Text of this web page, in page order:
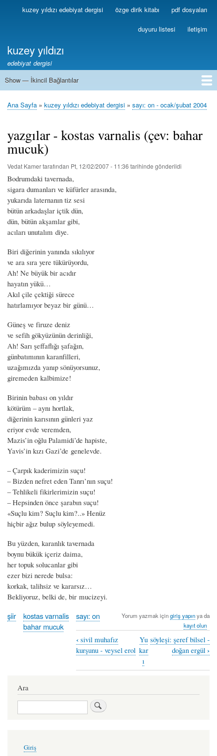
Ana
içeriğe
Birincilkuzey yıldızı edebiyat dergisi özge dirik kitabı pdf dosyaları
duyuru listesi iletişim
kuzey yıldızı
edebiyat dergisi
İkincil
Show — İkincil Bağlantılar
1
2
3
4
5
6
7
8
9
10
11
12
13
Sayfa
Ana Sayfa kuzey yıldızı edebiyat dergisi sayı: on - ocak/şubat 2004
yazgılar - kostas varnalis (çev: bahar
mucuk)
Vedat Kamertarafından Pt, 12/02/2007 - 11:36 tarihinde gönderildi
Bodrumdaki tavernada,
sigara dumanları ve küfürler arasında,
yukarıda laternanın tiz sesi
bütün arkadaşlar içtik dün,
dün, bütün akşamlar gibi,
acıları unutalım diye.
Biri diğerinin yanında sıkılıyor
ve ara sıra yere tükürüyordu,
Ah! Ne büyük bir acıdır
hayatın yükü…
Akıl çile çektiği sürece
hatırlamıyor beyaz bir günü…
Güneş ve firuze deniz
ve sefih gökyüzünün derinliği,
Ah! Sarı şeffaflığı şafağın,
günbatımının karanfilleri,
uzağımızda yanıp sönüyorsunuz,
giremeden kalbimize!
Birinin babası on yıldır
kötürüm – aynı hortlak,
diğerinin karısının günleri yaz
eriyor evde veremden,
Mazis’in oğlu Palamidi’de hapiste,
Yavis’in kızı Gazi’de genelevde.
– Çarpık kaderimizin suçu!
– Bizden nefret eden Tanrı’nın suçu!
– Tehlikeli fikirlerimizin suçu!
– Hepsinden önce şarabın suçu!
«Suçlu kim? Suçlu kim?..» Henüz
hiçbir ağız bulup söyleyemedi.
Bu yüzden, karanlık tavernada
boynu bükük içeriz daima,
her topuk solucanlar gibi
ezer bizi nerede bulsa:
korkak, talihsiz ve kararsız…
Bekliyoruz, belki de, bir mucizeyi.
şiir
kostas varnalis
bahar mucuk
sayı: on Yorum yazmak içingiriş yapınya da
kayıt olun
for
yazgılar
varnalis
‹sivil muhafız
kurşunu - veysel erol
Yu
kar
ı
söyleşi: şeref bilsel -
doğan ergül ›
Ara
Ara
account
Giriş